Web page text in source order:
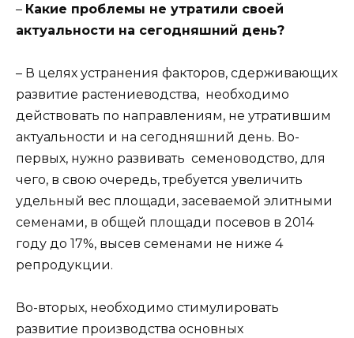
– Какие проблемы не утратили своей
актуальности на сегодняшний день?
– В целях устранения факторов, сдерживающих
развитие растениеводства, необходимо
действовать по направлениям, не утратившим
актуальности и на сегодняшний день. Во-
первых, нужно развивать семеноводство, для
чего, в свою очередь, требуется увеличить
удельный вес площади, засеваемой элитными
семенами, в общей площади посевов в 2014
году до 17%, высев семенами не ниже 4
репродукции.
Во-вторых, необходимо стимулировать
развитие производства основных